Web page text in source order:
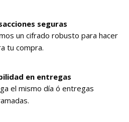
seguras
un cifrado robusto para hacer
tu compra.
en entregas
el mismo día ó entregas